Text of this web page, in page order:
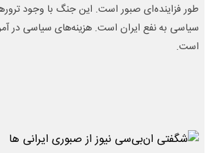
طور فزاینده‌ای صبور است. این جنگ با وجود
سیاسی به نفع ایران است. هزینه‌های سیاسی در
است.